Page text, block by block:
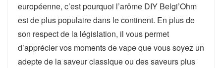
européenne, c’est pourquoi l’arôme DIY Belgi’Ohm
est de plus populaire dans le continent. En plus de
son respect de la législation, il vous permet
d’apprécier vos moments de vape que vous soyez un
adepte de la saveur classique ou des saveurs plus